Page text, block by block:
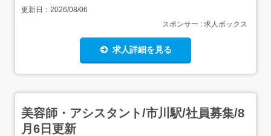
更新日： 2026/08/06
スポンサー : 求人ボックス
求人詳細を見る
美容師・アシスタント/市川駅/社員募集/8
月6日更新